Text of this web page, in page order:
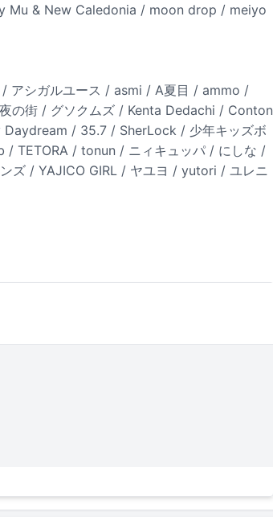
Mu & New Caledonia / moon drop / meiyo
アシガルユース / asmi / A夏目 / ammo /
の街 / グソクムズ / Kenta Dedachi / Conton
/ 35.7 / SherLock / 少年キッズボ
/ TETORA / tonun / ニィキュッパ / にしな /
ズ / YAJICO GIRL / ヤユヨ / yutori / ユレニ